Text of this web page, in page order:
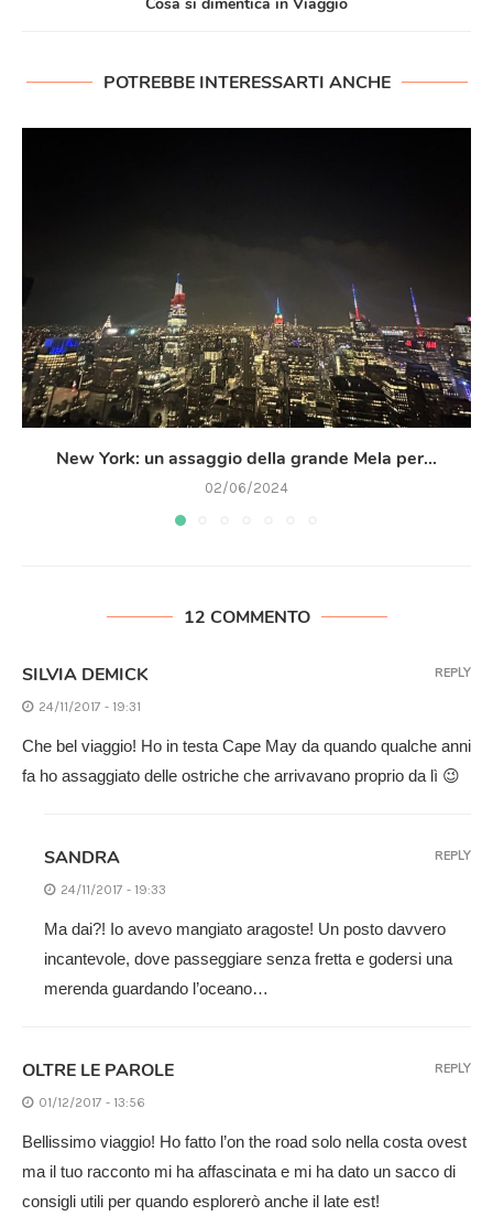
POTREBBE INTERESSARTI ANCHE
New York: un assaggio della grande Mela per...
02/06/2024
12 COMMENTO
SILVIA DEMICK
24/11/2017 - 19:31
Che bel viaggio! Ho in testa Cape May da quando qualche anni
fa ho assaggiato delle ostriche che arrivavano proprio da lì 😉
REPLY
SANDRA
24/11/2017 - 19:33
Ma dai?! Io avevo mangiato aragoste! Un posto davvero
incantevole, dove passeggiare senza fretta e godersi una
merenda guardando l’oceano…
REPLY
OLTRE LE PAROLE
01/12/2017 - 13:56
Bellissimo viaggio! Ho fatto l’on the road solo nella costa ovest
ma il tuo racconto mi ha affascinata e mi ha dato un sacco di
consigli utili per quando esplorerò anche il late est!
REPLY